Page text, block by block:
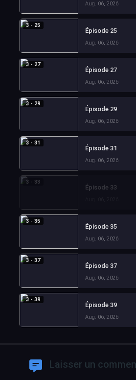
Aug. 06, 2026
3 - 25
Épisode 25
Aug. 06, 2026
3 - 27
Épisode 27
Aug. 06, 2026
3 - 29
Épisode 29
Aug. 06, 2026
3 - 31
Épisode 31
Aug. 06, 2026
3 - 33
Épisode 33
3 - 35
Épisode 35
Aug. 06, 2026
3 - 37
Épisode 37
Aug. 06, 2026
3 - 39
Épisode 39
Aug. 06, 2026
Laisser un